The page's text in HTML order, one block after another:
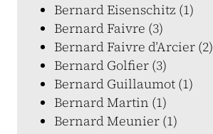
Bernard Eisenschitz (1)
Bernard Faivre (3)
Bernard Faivre d’Arcier (2)
Bernard Golfier (3)
Bernard Guillaumot (1)
Bernard Martin (1)
Bernard Meunier (1)